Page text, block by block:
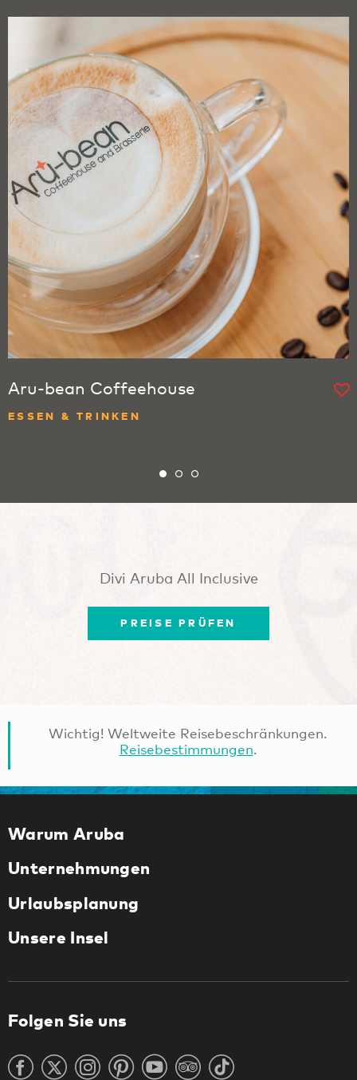
Aru-bean Coffeehouse
ESSEN & TRINKEN
Divi Aruba All Inclusive
PREISE PRÜFEN
Wichtig! Weltweite Reisebeschränkungen.
Reisebestimmungen.
Warum Aruba
Unternehmungen
Urlaubsplanung
Unsere Insel
Folgen Sie uns